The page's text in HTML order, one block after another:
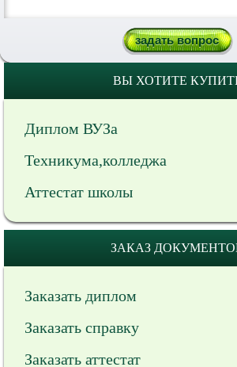
ВЫ ХОТИТЕ
Диплом ВУЗа
Техникума,колледжа
Аттестат школы
ЗАКАЗ
Заказать диплом
Заказать справку
Заказать аттестат